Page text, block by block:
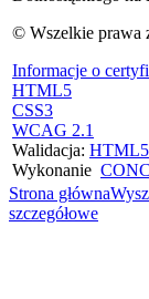
© Wszelkie prawa
Informacje o
HTML5
CSS3
WCAG 2.1
Walidacja: HTML5
Wykonanie
Strona główna
szczegółowe